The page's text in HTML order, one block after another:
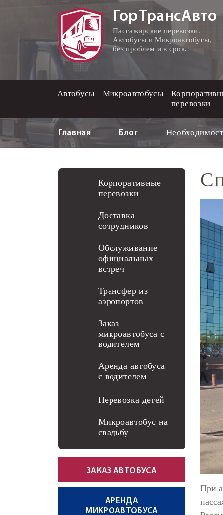
ГорТрансАвто
Пассажирские перевозки.
Автобусы и Микроавтобусы,
без проблем и в срок.
Автобусы Микроавтобусы
перевозки
Главная Блог
Корпоративные
перевозки
Доставка
сотрудников
Обслуживание
официальных
встреч
Трансфер из
аэропортов
Заказ
микроавтобуса с
водителем
Аренда автобуса
с водителем
Перевозка детей
Микроавтобус на
свадьбу
ЗАКАЗ АВТОБУСА
АРЕНДА
МИКРОАВТОБУСА
При